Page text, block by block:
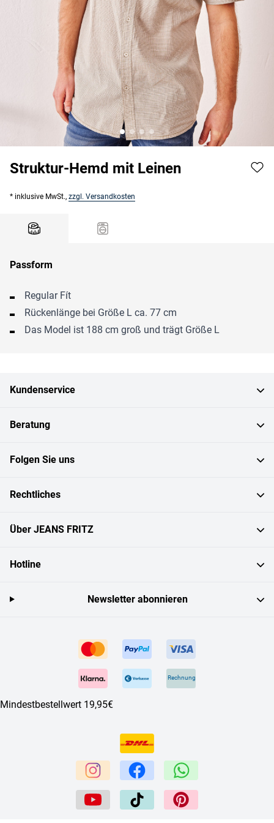
Struktur-Hemd mit Leinen
* inklusive MwSt., zzgl. Versandkosten
Passform
Regular Fít
Rückenlänge bei Größe L ca. 77 cm
Das Model ist 188 cm groß und trägt Größe L
Kundenservice
Beratung
Folgen Sie uns
Rechtliches
Über JEANS FRITZ
Hotline
Rechnung
Mindestbestellwert 19,95€
Newsletter abonnieren